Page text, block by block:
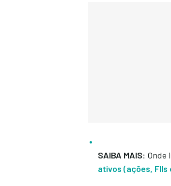
SAIBA MAIS: Onde
ativos (ações,